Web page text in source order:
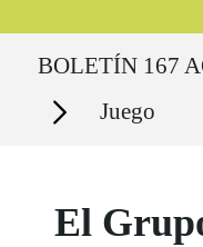
BOLETÍN 167
Secciones Juego
El